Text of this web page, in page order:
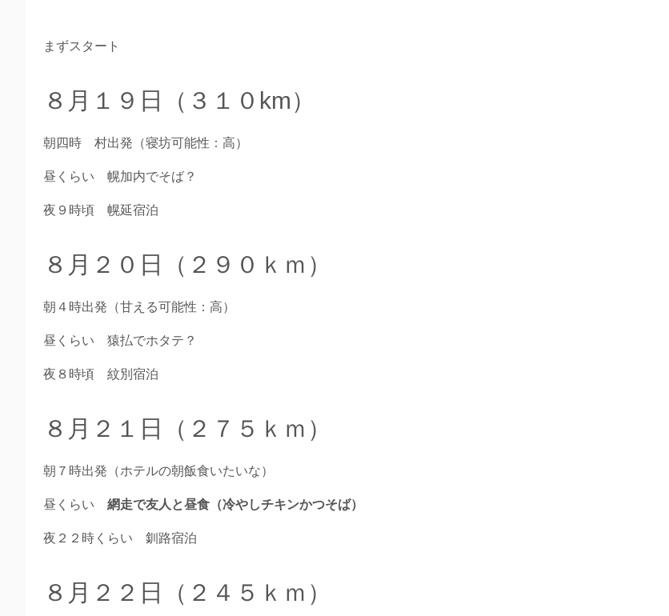
まずスタート
８月１９日（３１０km）
朝四時 村出発（寝坊可能性：高）
昼くらい 幌加内でそば？
夜９時頃 幌延宿泊
８月２０日（２９０ｋｍ）
朝４時出発（甘える可能性：高）
昼くらい 猿払でホタテ？
夜８時頃 紋別宿泊
８月２１日（２７５ｋｍ）
朝７時出発（ホテルの朝飯食いたいな）
昼くらい 網走で友人と昼食（冷やしチキンかつそば）
夜２２時くらい 釧路宿泊
８月２２日（２４５ｋｍ）